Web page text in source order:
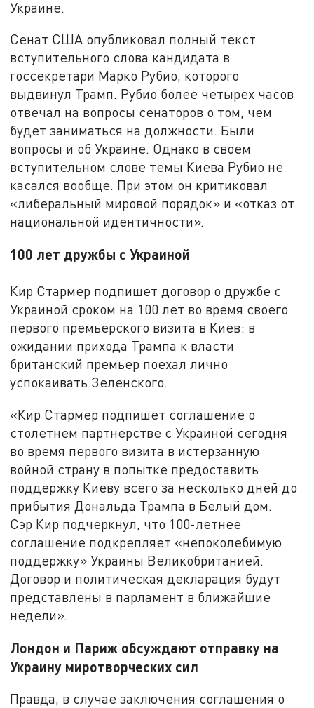
Украине.
Сенат США опубликовал полный текст
вступительного слова кандидата в
госсекретари Марко Рубио, которого
выдвинул Трамп. Рубио более четырех часов
отвечал на вопросы сенаторов о том, чем
будет заниматься на должности. Были
вопросы и об Украине. Однако в своем
вступительном слове темы Киева Рубио не
касался вообще. При этом он критиковал
«либеральный мировой порядок» и «отказ от
национальной идентичности».
100 лет дружбы с Украиной
Кир Стармер подпишет договор о дружбе с
Украиной сроком на 100 лет во время своего
первого премьерского визита в Киев: в
ожидании прихода Трампа к власти
британский премьер поехал лично
успокаивать Зеленского.
«Кир Стармер подпишет соглашение о
столетнем партнерстве с Украиной сегодня
во время первого визита в истерзанную
войной страну в попытке предоставить
поддержку Киеву всего за несколько дней до
прибытия Дональда Трампа в Белый дом.
Сэр Кир подчеркнул, что 100-летнее
соглашение подкрепляет «непоколебимую
поддержку» Украины Великобританией.
Договор и политическая декларация будут
представлены в парламент в ближайшие
недели».
Лондон и Париж обсуждают отправку на
Украину миротворческих сил
Правда, в случае заключения соглашения о